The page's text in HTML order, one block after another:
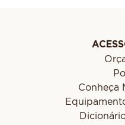
Conheça